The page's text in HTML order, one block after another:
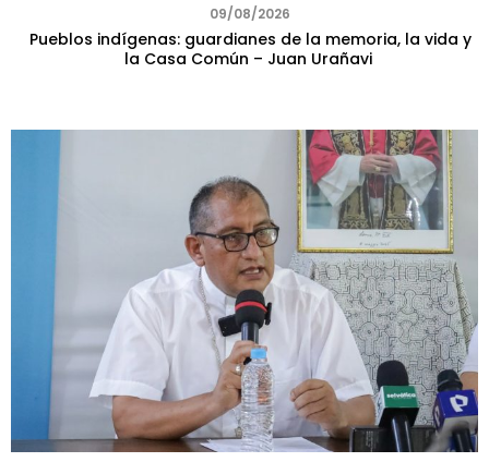
09/08/2026
Pueblos indígenas: guardianes de la memoria, la vida y
la Casa Común – Juan Urañavi